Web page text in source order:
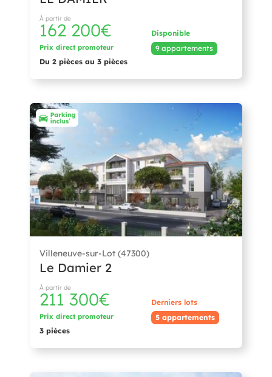
À partir de
162 200€
Prix direct promoteur
Du 2 pièces au 3 pièces
Disponible
9 appartements
Villeneuve-sur-Lot (47300)
Le Damier 2
À partir de
211 300€
Prix direct promoteur
3 pièces
Derniers lots
5 appartements